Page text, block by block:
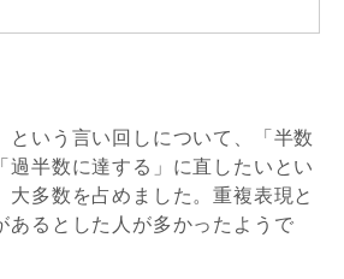
という言い回しについて、「半数
過半数に達する」に直したいとい
大多数を占めました。重複表現と
あるとした人が多かったようで